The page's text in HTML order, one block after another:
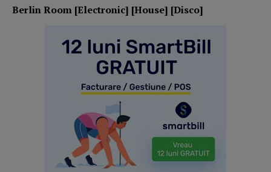
Berlin Room [Electronic] [House] [Disco]